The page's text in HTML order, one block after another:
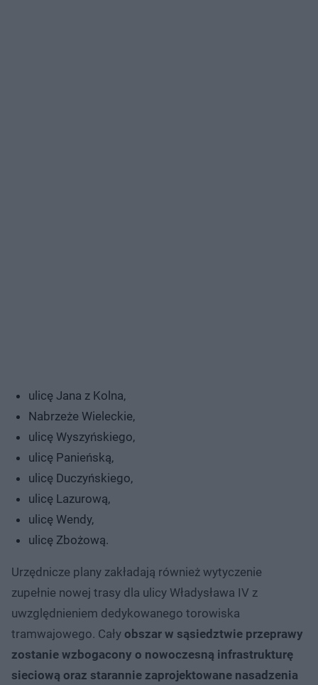
ulicę Jana z Kolna,
Nabrzeże Wieleckie,
ulicę Wyszyńskiego,
ulicę Panieńską,
ulicę Duczyńskiego,
ulicę Lazurową,
ulicę Wendy,
ulicę Zbożową.
Urzędnicze plany zakładają również wytyczenie
zupełnie nowej trasy dla ulicy Władysława IV z
uwzględnieniem dedykowanego torowiska
tramwajowego. Cały obszar w sąsiedztwie przeprawy
zostanie wzbogacony o nowoczesną infrastrukturę
sieciową oraz starannie zaprojektowane nasadzenia